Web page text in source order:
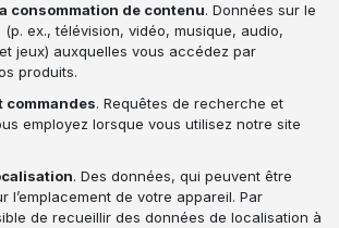
consommation de contenu. Données sur le
ex., télévision, vidéo, musique, audio,
jeux) auxquelles vous accédez par
produits.
commandes. Requêtes de recherche et
employez lorsque vous utilisez notre site
. Des données, qui peuvent être
l’emplacement de votre appareil. Par
de recueillir des données de localisation à